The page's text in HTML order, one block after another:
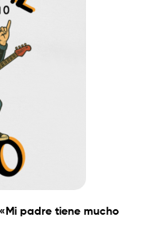
padre tiene mucho